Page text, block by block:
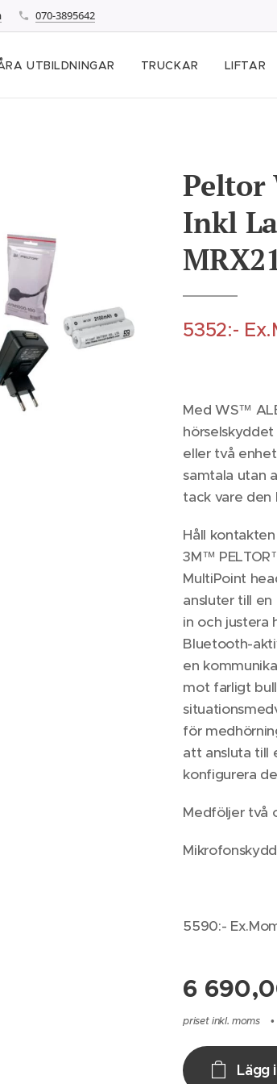
070-3895642
UTBILDNINGAR TRUCKAR LIFTAR
Peltor
Inkl
5352:-
Med WS™
eller två
samtala utan
tack vare den
Håll
3M™
MultiPoint
ansluter till
in och justera
Bluetooth-
en
mot farligt
för
att ansluta till
konfigurera
Medföljer två
5590:-
6
priset inkl. moms
Lägg